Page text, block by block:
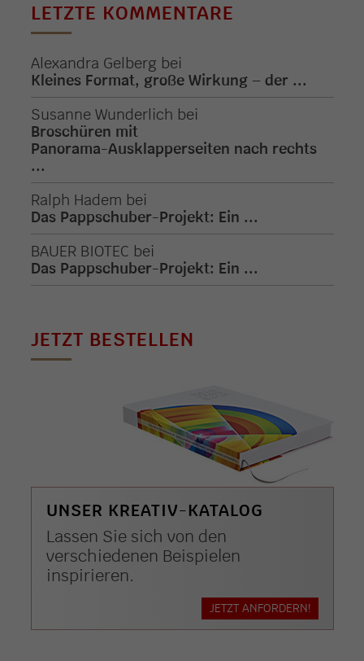
LETZTE KOMMENTARE
Alexandra Gelberg bei
Kleines Format, große Wirkung – der ...
Susanne Wunderlich bei
Broschüren mit
Panorama-Ausklapperseiten nach rechts
...
Ralph Hadem bei
Das Pappschuber-Projekt: Ein ...
BAUER BIOTEC bei
Das Pappschuber-Projekt: Ein ...
JETZT BESTELLEN
UNSER KREATIV-KATALOG
Lassen Sie sich von den
verschiedenen Beispielen
inspirieren.
JETZT ANFORDERN!